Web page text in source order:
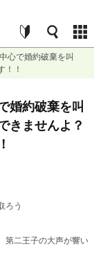
心で婚約破棄を叫
！！
婚約破棄を叫
きませんよ？
ろう
第二王子の大声が響い